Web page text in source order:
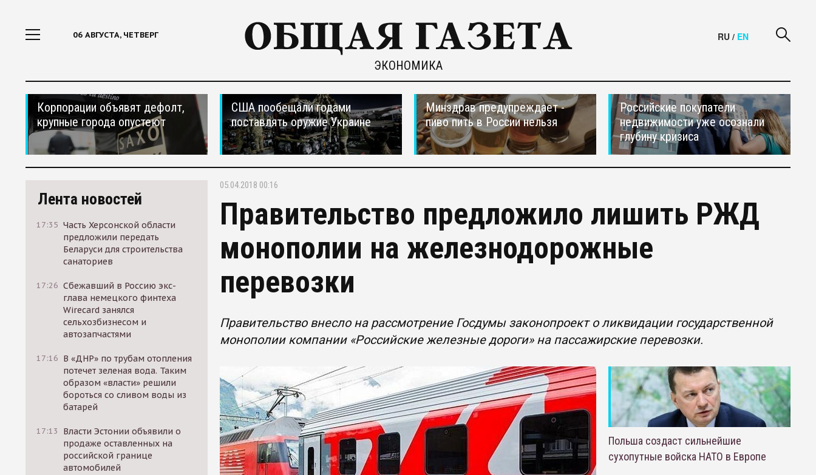
06 АВГУСТА, ЧЕТВЕРГ
ЭКОНОМИКА
RU / EN
Корпорации объявят дефолт,
крупные города опустеют
США пообещали годами
поставлять оружие Украине
Минздрав предупреждает -
пиво пить в России нельзя
Российские покупатели
недвижимости уже осознали
глубину кризиса
Лента новостей
17:35 Часть Херсонской области
предложили передать
Беларуси для строительства
санаториев
17:26 Сбежавший в Россию экс-
глава немецкого финтеха
Wirecard занялся
сельхозбизнесом и
автозапчастями
17:16 В «ДНР» по трубам отопления
потечет зеленая вода. Таким
образом «власти» решили
бороться со сливом воды из
батарей
17:13
Власти Эстонии объявили о
продаже оставленных на
российской границе
автомобилей
05.04.2018 00:16
Правительство предложило лишить РЖД
монополии на железнодорожные
перевозки
Правительство внесло на рассмотрение Госдумы законопроект о ликвидации государственной
монополии компании «Российские железные дороги» на пассажирские перевозки.
Польша создаст сильнейшие
сухопутные войска НАТО в Европе